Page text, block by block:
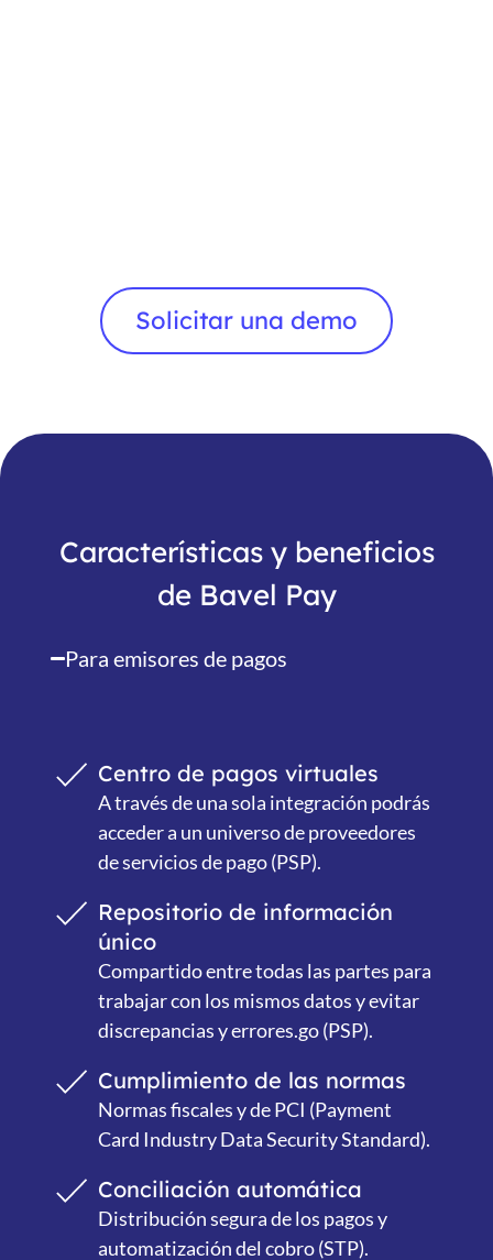
Solicitar una demo
Características y beneficios
de Bavel Pay
Para emisores de pagos
Centro de pagos virtuales
A través de una sola integración podrás
acceder a un universo de proveedores
de servicios de pago (PSP).
Repositorio de información
único
Compartido entre todas las partes para
trabajar con los mismos datos y evitar
discrepancias y errores.go (PSP).
Cumplimiento de las normas
Normas fiscales y de PCI (Payment
Card Industry Data Security Standard).
Conciliación automática
Distribución segura de los pagos y
automatización del cobro (STP).